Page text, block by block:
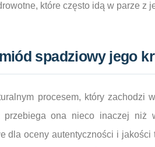
które często idą w parze z
spadziowy jego
procesem, który zachodzi
przebiega ona nieco inaczej niż
dla oceny autentyczności i jakości